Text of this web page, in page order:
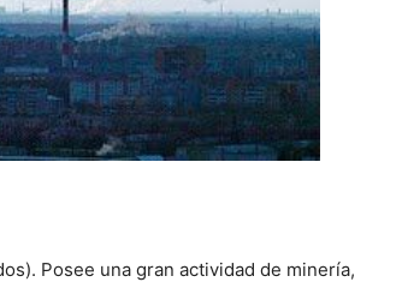
Posee una gran actividad de minería,